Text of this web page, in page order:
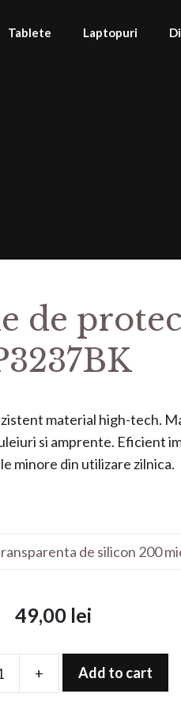
Tablete Laptopuri
de
material high-tech.
si amprente. Eficient
minore din utilizare zilnica.
49,00lei
+ Add to cart